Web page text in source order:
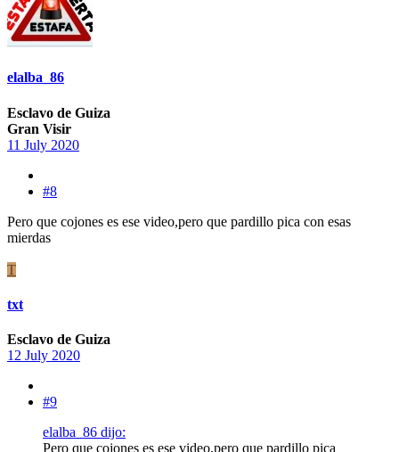
elalba_86
Esclavo de Guiza
Gran Visir
11 July 2020
#8
Pero que cojones es ese video,pero que pardillo pica con esas
mierdas
T
txt
Esclavo de Guiza
12 July 2020
#9
elalba_86 dijo:
Pero que cojones es ese video,pero que pardillo pica